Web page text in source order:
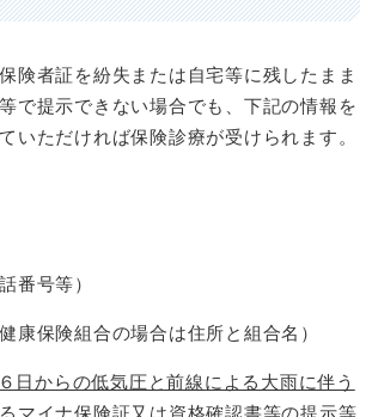
険者証を紛失または自宅等に残したまま
で提示できない場合でも、下記の情報を
いただければ保険診療が受けられます。
番号等）
康保険組合の場合は住所と組合名）
日からの低気圧と前線による大雨に伴う
マイナ保険証又は資格確認書等の提示等